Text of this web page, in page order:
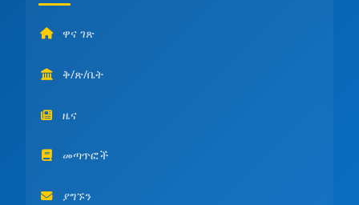
ዋና ገጽ
ቅ/ጽ/ቤት
ዜና
መጣጥፎች
ያግኙን